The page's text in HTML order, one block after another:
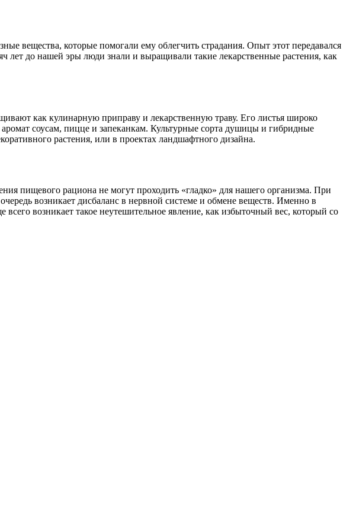
вещества, которые помогали ему облегчить страдания. Опыт этот передавался
лет до нашей эры люди знали и выращивали такие лекарственные растения, как
как кулинарную приправу и лекарственную траву. Его листья широко
соусам, пицце и запеканкам. Культурные сорта душицы и гибридные
растения, или в проектах ландшафтного дизайна.
пищевого рациона не могут проходить «гладко» для нашего организма. При
возникает дисбаланс в нервной системе и обмене веществ. Именно в
возникает такое неутешительное явление, как избыточный вес, который со